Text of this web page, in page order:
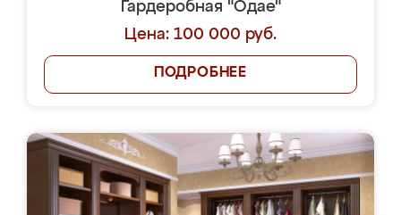
Гардеробная "Одае"
Цена: 100 000 руб.
ПОДРОБНЕЕ